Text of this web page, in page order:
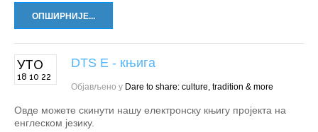
ОПШИРНИЈЕ...
УТО
18 10 22
DTS E - књига
Објављено у Dare to share: culture, tradition & more
Овде можете скинути нашу електронску књигу пројекта на
енглеском језику.